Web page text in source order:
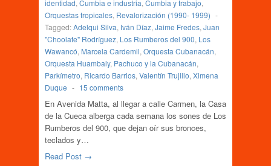
identidad, Cumbia e industria, Cumbia y trabajo,
Orquestas tropicales, Revalorización (1990- 1999) -
Tagged:Adelqui Silva, Iván Díaz, Jaime Fredes, Juan
"Choolate" Rodríguez, Los Rumberos del 900, Los
Wawancó, Marcela Cardemil, Orquesta Cubanacán,
Orquesta Huambaly, Pachuco y la Cubanacán,
Parkímetro, Ricardo Barrios, Valentín Trujillo, Ximena
Duque - 15 comments
En Avenida Matta, al llegar a calle Carmen, la Casa
de la Cueca alberga cada semana los sones de Los
Rumberos del 900, que dejan oír sus bronces,
teclados y…
Read Post →